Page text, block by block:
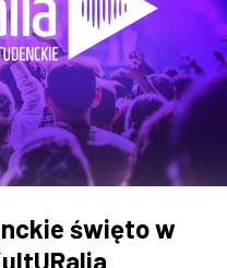
święto w